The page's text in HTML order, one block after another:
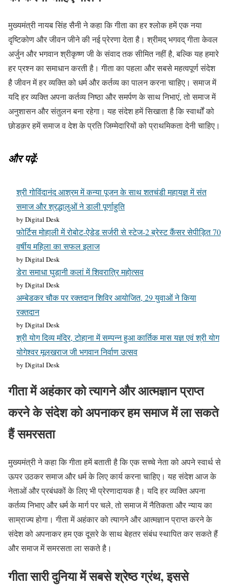
मुख्यमंत्री नायब सिंह सैनी ने कहा कि गीता का हर श्लोक हमें एक नया
दृष्टिकोण और जीवन जीने की नई प्रेरणा देता है। श्रीमद् भगवद् गीता केवल
अर्जुन और भगवान श्रीकृष्ण जी के संवाद तक सीमित नहीं है, बल्कि यह हमारे
हर प्रश्न का समाधान करती है। गीता का पहला और सबसे महत्वपूर्ण संदेश
है जीवन में हर व्यक्ति को धर्म और कर्तव्य का पालन करना चाहिए। समाज में
यदि हर व्यक्ति अपना कर्तव्य निष्ठा और समर्पण के साथ निभाएं, तो समाज में
अनुशासन और संतुलन बना रहेगा। यह संदेश हमें सिखाता है कि स्वार्थों को
छोडक़र हमें समाज व देश के प्रति जिम्मेदारियों को प्राथमिकता देनी चाहिए।
और पढ़ें:
श्री गोविंदानंद आश्रम में कन्या पूजन के साथ शतचंडी महायज्ञ में संत
समाज और श्रद्धालुओं ने डाली पूर्णाहुति
by Digital Desk
फोर्टिस मोहाली में रोबोट-ऐडेड सर्जरी से स्टेज-2 ब्रेस्ट कैंसर सेपीड़ित 70
वर्षीय महिला का सफल इलाज
by Digital Desk
डेरा समाधा घुड़ानी कलां में शिवरात्रि महोत्सव
by Digital Desk
अम्बेडकर चौक पर रक्तदान शिविर आयोजित, 29 युवाओं ने किया
रक्तदान
by Digital Desk
श्री योग दिव्य मंदिर, टोहाना में सम्पन्न हुआ कार्तिक मास यज्ञ एवं श्री योग
योगेश्वर मूलखराज जी भगवान निर्वाण उत्सव
by Digital Desk
गीता में अहंकार को त्यागने और आत्मज्ञान प्राप्त
करने के संदेश को अपनाकर हम समाज में ला सकते
हैं समरसता
मुख्यमंत्री ने कहा कि गीता हमें बताती है कि एक सच्चे नेता को अपने स्वार्थ से
ऊपर उठकर समाज और धर्म के लिए कार्य करना चाहिए। यह संदेश आज के
नेताओं और प्रबंधकों के लिए भी प्रेरणादायक है। यदि हर व्यक्ति अपना
कर्तव्य निभाए और धर्म के मार्ग पर चले, तो समाज में नैतिकता और न्याय का
साम्राज्य होगा। गीता में अहंकार को त्यागने और आत्मज्ञान प्राप्त करने के
संदेश को अपनाकर हम एक दूसरे के साथ बेहतर संबंध स्थापित कर सकते हैं
और समाज में समरसता ला सकते है।
गीता सारी दुनिया में सबसे श्रेष्ठ ग्रंथ, इससे